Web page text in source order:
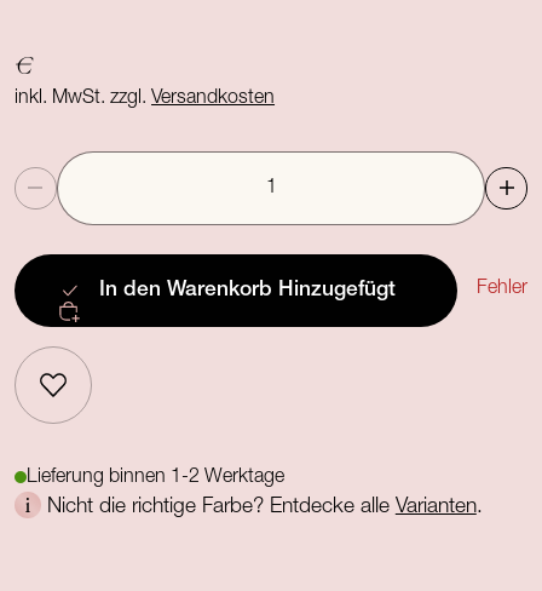
€
inkl. MwSt. zzgl.Versandkosten
Anzahl
In den Warenkorb Hinzugefügt Fehler
Lieferung binnen 1-2 Werktage
Nicht die richtige Farbe? Entdecke alle Varianten.